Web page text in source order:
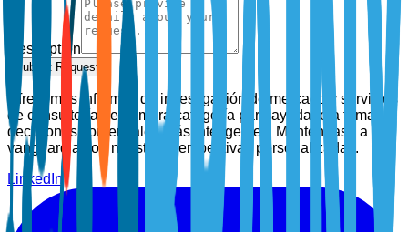
Description
Submit Request
Ofrecemos informes de investigación de mercado y servicios
de consultoría de primera categoría para ayudarle a tomar
decisiones comerciales más inteligentes. Manténgase a la
vanguardia con nuestras perspectivas personalizadas.
LinkedIn